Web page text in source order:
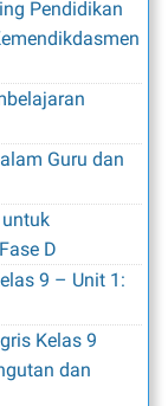
Pendidikan
Guru dan
D
9 – Unit 1:
Kelas 9
dan